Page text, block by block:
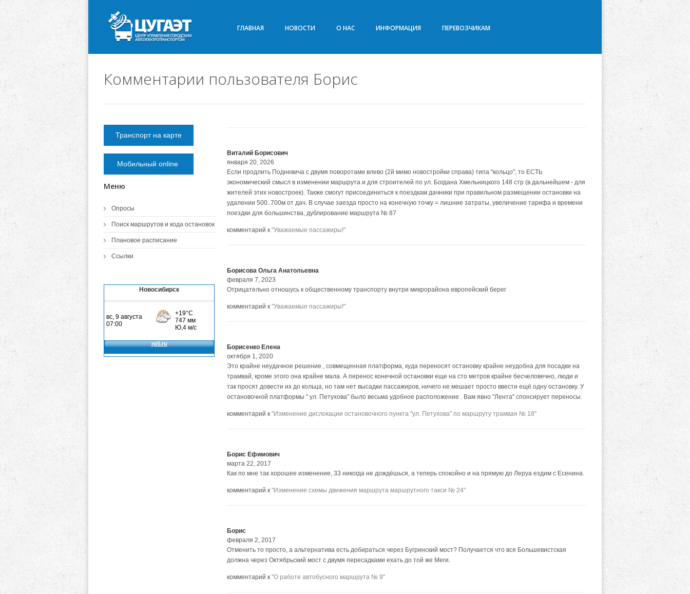
ГЛАВНАЯ НОВОСТИ О НАС ИНФОРМАЦИЯ ПЕРЕВОЗЧИКАМ
Комментарии пользователя Борис
Виталий Борисович
января 20, 2026
Если продлить Подневича с двумя поворотами влево (2й мимо новостройки справа) типа "кольцо", то ЕСТЬ
экономический смысл в изменении маршрута и для строителей по ул. Богдана Хмельницкого 148 стр (в дальнейшем - для
жителей этих новостроек). Также смогут присоединиться к поездкам дачники при правильном размещении остановки на
удалении 500..700м от дач. В случае заезда просто на конечную точку = лишние затраты, увеличение тарифа и времени
поездки для большинства, дублирование маршрута № 87
комментарий к "Уважаемые пассажиры!"
Борисова Ольга Анатольевна
февраля 7, 2023
Отрицательно отношусь к общественному транспорту внутри микрорайона европейский берег
комментарий к "Уважаемые пассажиры!"
Борисенко Елена
октября 1, 2020
Это крайне неудачное решение , совмещенная платформа, куда переносят остановку крайне неудобна для посадки на
трамвай, кроме этого она крайне мала. А перенос конечной остановки еще на сто метров крайне бесчеловечно, люди и
так просят довести их до кольца, но там нет высадки пассажиров, ничего не мешает просто ввести ещё одну остановку. У
остановочной платформы " ул. Петухова" было весьма удобное расположение . Вам явно "Лента" спонсирует переносы.
комментарий к "Изменение дислокации остановочного пункта "ул. Петухова" по маршруту трамвая № 18"
Борис Ефимович
марта 22, 2017
Как по мне так хорошее изменение, 33 никогда не дождёшься, а теперь спокойно и на прямую до Леруа ездим с Есенина.
комментарий к "Изменение схемы движения маршрута маршрутного такси № 24"
Борис
февраля 2, 2017
Отменить то просто, а альтернатива есть добираться через Бугринский мост? Получается что вся Большевистская
должна через Октябрьский мост с двумя пересадками ехать до той же Меги.
комментарий к "О работе автобусного маршрута № 9"
Транспорт на карте
Мобильный online
Меню
Опросы
Поиск маршрутов и кода остановок
Плановое расписание
Ссылки
Новосибирск